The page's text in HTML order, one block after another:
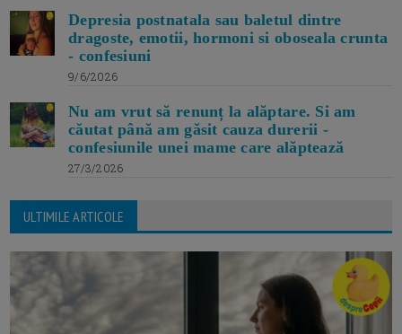
Depresia postnatala sau baletul dintre
dragoste, emotii, hormoni si oboseala crunta
- confesiuni
9/6/2026
Nu am vrut să renunț la alăptare. Si am
căutat până am găsit cauza durerii -
confesiunile unei mame care alăptează
27/3/2026
ULTIMILE ARTICOLE